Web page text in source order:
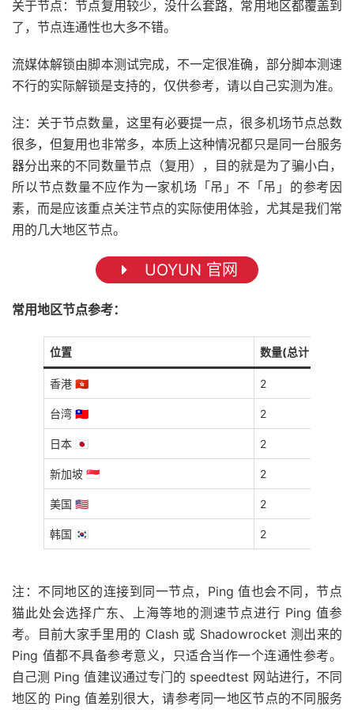
关于节点：节点复用较少，没什么套路，常用地区都覆盖到
了，节点连通性也大多不错。
流媒体解锁由脚本测试完成，不一定很准确，部分脚本测速
不行的实际解锁是支持的，仅供参考，请以自己实测为准。
注：关于节点数量，这里有必要提一点，很多机场节点总数
很多，但复用也非常多，本质上这种情况都只是同一台服务
器分出来的不同数量节点（复用），目的就是为了骗小白，
所以节点数量不应作为一家机场「吊」不「吊」的参考因
素，而是应该重点关注节点的实际使用体验，尤其是我们常
用的几大地区节点。
UOYUN 官网
常用地区节点参考：
位置 数量(总计 12 个)
香港 🇭🇰 2
台湾 🇹🇼 2
日本 🇯🇵 2
新加坡 🇸🇬 2
美国 🇺🇸 2
韩国 🇰🇷 2
注：不同地区的连接到同一节点，Ping 值也会不同，节点
猫此处会选择广东、上海等地的测速节点进行 Ping 值参
考。目前大家手里用的 Clash 或 Shadowrocket 测出来的
Ping 值都不具备参考意义，只适合当作一个连通性参考。
自己测 Ping 值建议通过专门的 speedtest 网站进行，不同
地区的 Ping 值差别很大，请参考同一地区节点的不同服务